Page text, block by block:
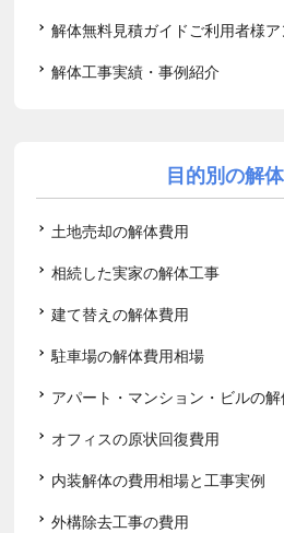
解体無料見積ガイドご利用者様ア
解体工事実績・事例紹介
目的別の解
土地売却の解体費用
相続した実家の解体工事
建て替えの解体費用
駐車場の解体費用相場
アパート・マンション・ビルの解
オフィスの原状回復費用
内装解体の費用相場と工事実例
外構除去工事の費用